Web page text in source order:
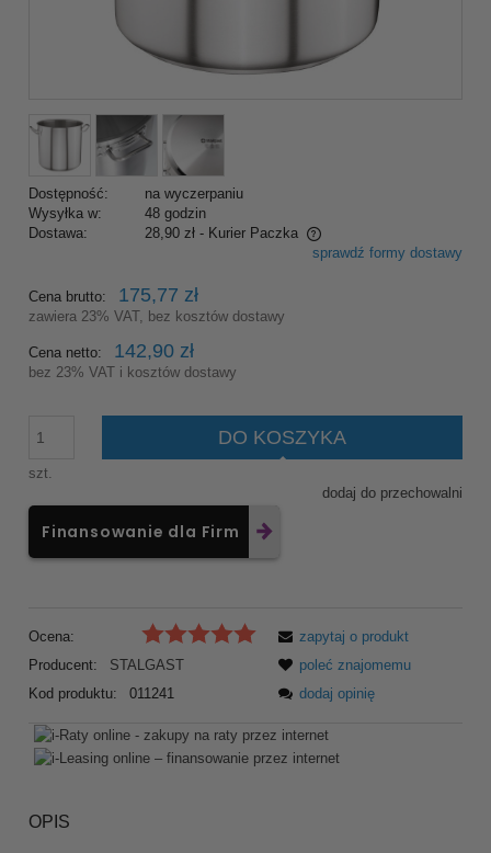
Dostępność:
na wyczerpaniu
Wysyłka w:
48 godzin
Dostawa:
28,90 zł - Kurier Paczka
Cena nie zawiera ewentualnych kosztów płatnościsprawdź formy dostawy
Cena brutto: 175,77 zł
zawiera 23% VAT, bez kosztów dostawy
Cena netto: 142,90 zł
bez 23% VAT i kosztów dostawy
szt.
DO KOSZYKA
dodaj do przechowalni
Finansowanie dla Firm
Ocena:
Producent:
STALGAST
Kod produktu:
011241
zapytaj o produkt
poleć znajomemu
dodaj opinię
OPIS